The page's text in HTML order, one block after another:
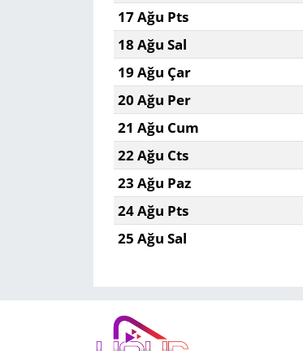
17 Ağu Pts
18 Ağu Sal
19 Ağu Çar
20 Ağu Per
21 Ağu Cum
22 Ağu Cts
23 Ağu Paz
24 Ağu Pts
25 Ağu Sal